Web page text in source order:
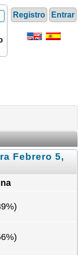
Registro Entrar
Febrero 5,